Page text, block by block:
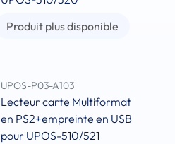
Produit plus disponible
UPOS-P03-A103
Lecteur carte Multiformat
en PS2+empreinte en USB
pour UPOS-510/521